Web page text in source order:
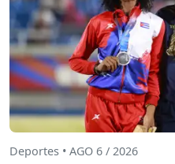
Deportes • AGO 6 / 2026